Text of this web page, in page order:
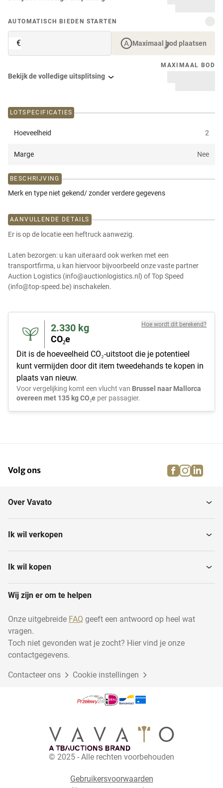
AUTOMATISCH BIEDEN STARTEN
€ Maximaal bod plaatsen
MAXIMAAL BOD
Bekijk de volledige uitsplitsing
LOTSPECIFICATIES
Hoeveelheid 2
Marge Nee
BESCHRIJVING
Merk en type niet gekend/ zonder verdere gegevens
AANVULLENDE DETAILS
Er is op de locatie een heftruck aanwezig.
Laten bezorgen: u kan uiteraard ook werken met een
transportfirma, u kan hiervoor bijvoorbeeld onze vaste partner
Auction Logistics (info@auctionlogistics.nl) of Top Speed
(info@top-speed.be) inschakelen.
2.330 kg
CO₂e
Hoe wordt dit berekend?
Dit is de hoeveelheid CO₂-uitstoot die je potentieel
kunt vermijden door dit item tweedehands te kopen in
plaats van nieuw.
Voor vergelijking komt een vlucht van Brussel naar Mallorca
overeen met 135 kg CO₂e per passagier.
Volg ons facebook
Over Vavato
Ik wil verkopen
Ik wil kopen
Wij zijn er om te helpen
Onze uitgebreide FAQ geeft een antwoord op heel wat
vragen.
Toch niet gevonden wat je zocht? Hier vind je onze
contactgegevens.
Contacteer ons Cookie instellingen
© 2025 - Alle rechten voorbehouden
Gebruikersvoorwaarden